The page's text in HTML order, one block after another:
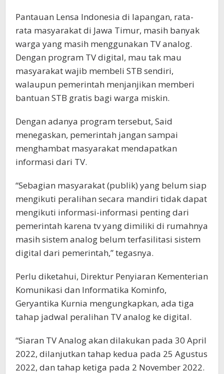
Pantauan Lensa Indonesia di lapangan, rata-
rata masyarakat di Jawa Timur, masih banyak
warga yang masih menggunakan TV analog.
Dengan program TV digital, mau tak mau
masyarakat wajib membeli STB sendiri,
walaupun pemerintah menjanjikan memberi
bantuan STB gratis bagi warga miskin.
Dengan adanya program tersebut, Said
menegaskan, pemerintah jangan sampai
menghambat masyarakat mendapatkan
informasi dari TV.
“Sebagian masyarakat (publik) yang belum siap
mengikuti peralihan secara mandiri tidak dapat
mengikuti informasi-informasi penting dari
pemerintah karena tv yang dimiliki di rumahnya
masih sistem analog belum terfasilitasi sistem
digital dari pemerintah,” tegasnya.
Perlu diketahui, Direktur Penyiaran Kementerian
Komunikasi dan Informatika Kominfo,
Geryantika Kurnia mengungkapkan, ada tiga
tahap jadwal peralihan TV analog ke digital.
“Siaran TV Analog akan dilakukan pada 30 April
2022, dilanjutkan tahap kedua pada 25 Agustus
2022, dan tahap ketiga pada 2 November 2022.